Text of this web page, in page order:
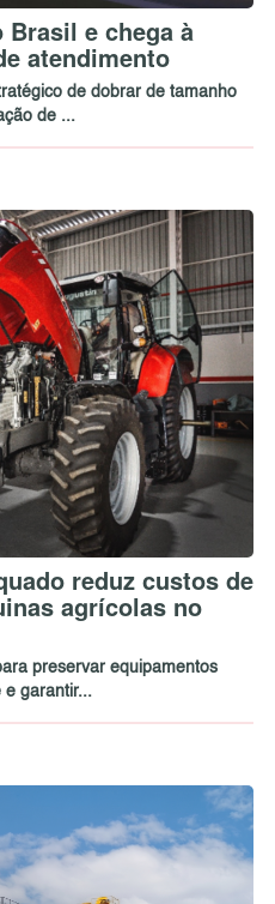
Brasil e chega à
atendimento
de dobrar de tamanho
de ...
reduz custos de
agrícolas no
preservar equipamentos
e garantir...